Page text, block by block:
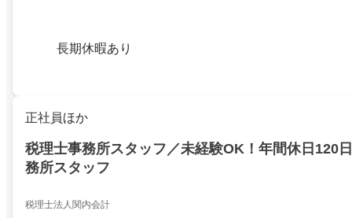
長期休暇あり
正社員ほか
税理士事務所スタッフ／未経験OK！年間休日120
務所スタッフ
税理士法人関内会計